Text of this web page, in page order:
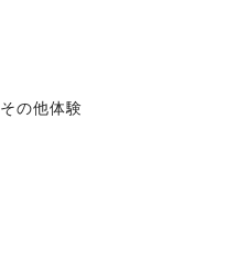
その他体験